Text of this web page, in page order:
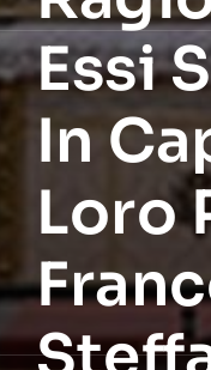
Essi
In
Loro